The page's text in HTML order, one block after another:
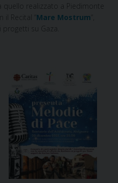
quello realizzato a Piedimonte
Recital “ Mare Mostrum
su Gaza.